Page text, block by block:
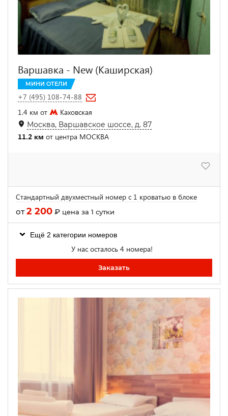
Варшавка - New (Каширская)
МИНИ ОТЕЛИ
+7 (495) 108-74-88
1.4 км от
Каховская
Москва, Варшавское шоссе, д. 87
11.2 км от центра МОСКВА
Стандартный двухместный номер с 1 кроватью в блоке
от2 200 ₽ цена за 1 сутки
Ещё 2 категории номеров
У нас осталось 4 номера!
Заказать